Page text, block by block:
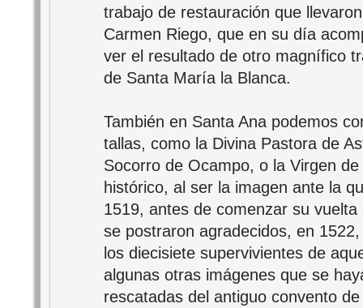
trabajo de restauración que
Carmen Riego, que en su día
ver el resultado de otro magnífico
de Santa María la Blanca.
También en Santa Ana podemos
tallas, como la Divina Pastora de
Socorro de Ocampo, o la Virgen
histórico, al ser la imagen ante la
1519, antes de comenzar su
se postraron agradecidos, en
los diecisiete supervivientes de
algunas otras imágenes que se
rescatadas del antiguo convento